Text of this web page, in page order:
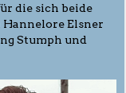
die sich beide
Elsner
Stumph und